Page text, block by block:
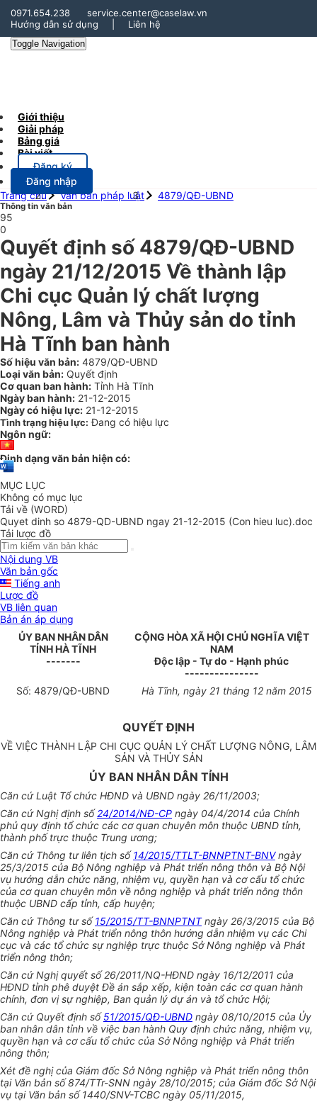
0971.654.238
service.center@caselaw.vn
Hướng dẫn sử dụng
Liên hệ
Toggle Navigation
Giới thiệu
Giải pháp
Bảng giá
Bài viết
Đăng ký
Đăng nhập
Trang chủ
Văn bản pháp luật 4879/QĐ-UBND
Thông tin văn bản
95
0
Quyết định số 4879/QĐ-UBND
ngày 21/12/2015 Về thành lập
Chi cục Quản lý chất lượng
Nông, Lâm và Thủy sản do tỉnh
Hà Tĩnh ban hành
Số hiệu văn bản: 4879/QĐ-UBND
Loại văn bản: Quyết định
Cơ quan ban hành: Tỉnh Hà Tĩnh
Ngày ban hành: 21-12-2015
Ngày có hiệu lực: 21-12-2015
Tình trạng hiệu lực: Đang có hiệu lực
Ngôn ngữ:
Định dạng văn bản hiện có:
MỤC LỤC
Không có mục lục
Tải về (WORD)
Quyet dinh so 4879-QD-UBND ngay 21-12-2015 (Con hieu luc).doc
Tải lược đồ
Nội dung VB
Văn bản gốc
Tiếng anh
Lược đồ
VB liên quan
Bản án áp dụng
ỦY BAN NHÂN DÂN
TỈNHHÀ TĨNH
-------
CỘNG HÒA XÃ HỘI CHỦ NGHĨA VIỆT
NAM
Độc lập - Tự do - Hạnh phúc
---------------
Số: 4879/QĐ-UBND Hà Tĩnh, ngày 21 tháng 12 năm 2015
QUYẾT ĐỊNH
VỀ VIỆC THÀNH LẬP CHI CỤC QUẢN LÝ CHẤT LƯỢNG NÔNG, LÂM
SẢN VÀ THỦY SẢN
ỦY BAN NHÂN DÂN TỈNH
Căn cứ Luật Tổ chức HĐND và UBND ngày 26/11/2003;
Căn cứ Nghị định số24/2014/NĐ-CP ngày 04/4/2014 của Chính
phủ quy định tổ chức các cơ quan chuyên môn thuộc UBND tỉnh,
thành phố trực thuộc Trung ương;
Căn cứ Thông tư liên tịch số14/2015/TTLT-BNNPTNT-BNVngày
25/3/2015 của Bộ Nông nghiệp và Phát triển nông thôn và Bộ Nội
vụ hướng dẫn chức năng, nhiệm vụ, quyền hạn và cơ cấu tổ chức
của cơquan chuyên môn về nông nghiệp và phát triển nông thôn
thuộc UBND cấp tỉnh, cấp huyện;
Căn cứ Thông tư số15/2015/TT-BNNPTNTngày 26/3/2015 của Bộ
Nông nghiệp và Phát triển nông thôn hướng dẫn nhiệm vụ các Chi
cục và các tổ chức sự nghiệp trực thuộc Sở Nông nghiệp và Phát
triển nông thôn;
Căn cứ Nghị quyết số 26/2011/NQ-HĐND ngày 16/12/2011 của
HĐND tỉnh phê duyệt Đề án sắp xếp, kiện toàn các cơ quan hành
chính, đơn vị sự nghiệp, Ban quản lý dự án và tổ chức Hội;
Căn cứ Quyết định số51/2015/QĐ-UBND ngày 08/10/2015 của Ủy
ban nhân dân tỉnh về việc ban hành Quy định chức năng, nhiệm vụ,
quyền hạn và cơ cấu tổ chức của Sở Nông nghiệp và Phát triển
nông thôn;
Xét đề nghị của Giám đốc Sở Nông nghiệp và Phát triển nông thôn
tại Văn bản số 874/TTr-SNN ngày 28/10/2015; của Giám đốc Sở Nội
vụ tại Văn bản số 1440/SNV-TCBC ngày 05/11/2015,